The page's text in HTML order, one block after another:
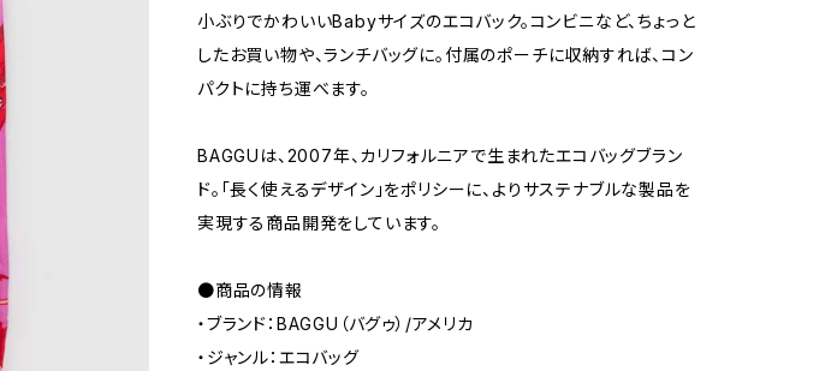
小ぶりでかわいいBabyサイズのエコバック。コンビニなど、ちょっと
したお買い物や、ランチバッグに。付属のポーチに収納すれば、コン
パクトに持ち運べます。
BAGGUは、2007年、カリフォルニアで生まれたエコバッグブラン
ド。「長く使えるデザイン」をポリシーに、よりサステナブルな製品を
実現する商品開発をしています。
●商品の情報
・ブランド：BAGGU（バグゥ）/アメリカ
・ジャンル：エコバッグ